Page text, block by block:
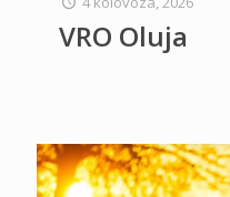
VRO Oluja